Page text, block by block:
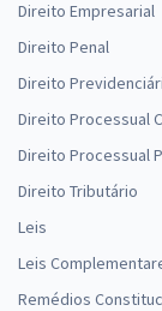
Direito Empresarial
Direito Penal
Direito
Direito Processual
Direito Processual
Direito Tributário
Leis
Leis
Remédios